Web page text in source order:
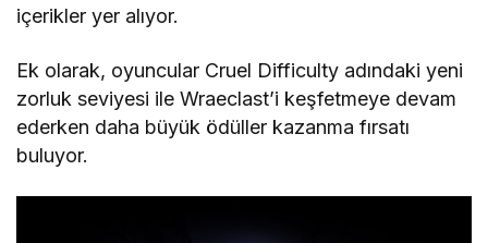
içerikler yer alıyor.
Ek olarak, oyuncular Cruel Difficulty adındaki yeni
zorluk seviyesi ile Wraeclast’i keşfetmeye devam
ederken daha büyük ödüller kazanma fırsatı
buluyor.